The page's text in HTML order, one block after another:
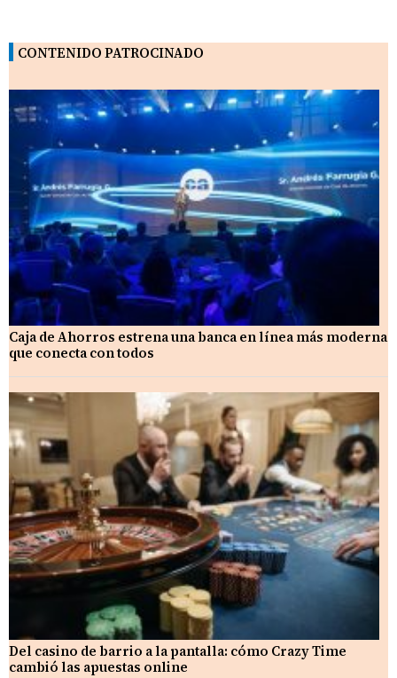
CONTENIDO PATROCINADO
Caja de Ahorros estrena una banca en línea más moderna
que conecta con todos
Del casino de barrio a la pantalla: cómo Crazy Time
cambió las apuestas online